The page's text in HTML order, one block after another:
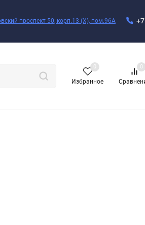
проспект 50, корп.13 (X), пом.96А
Избранное
0 0